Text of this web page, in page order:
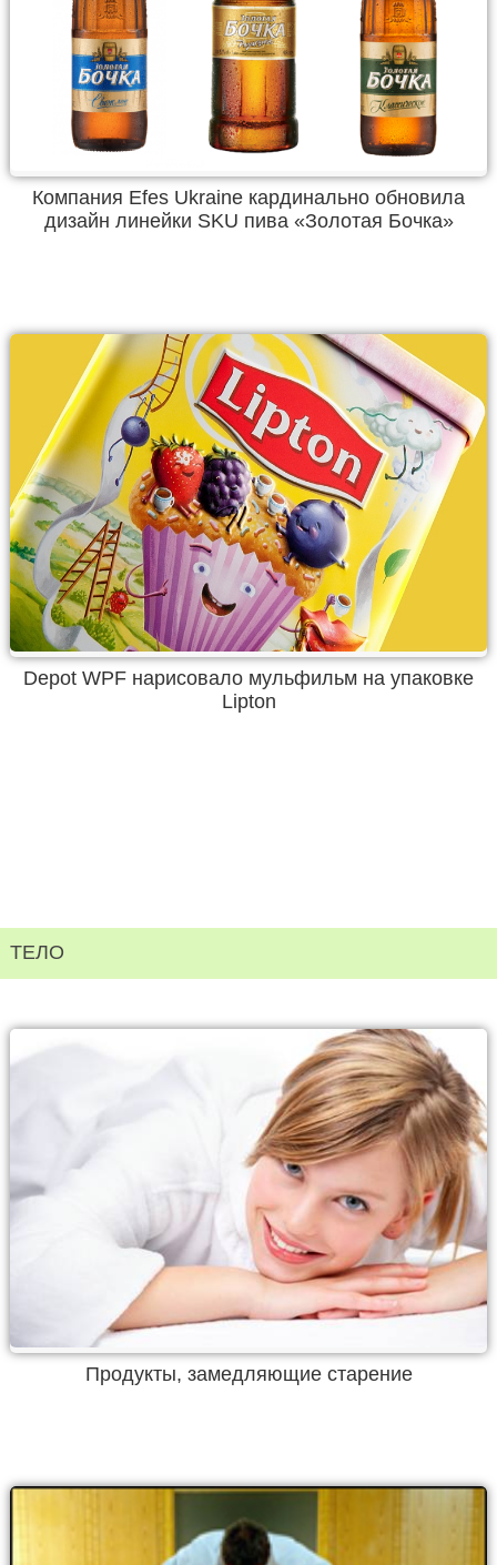
Компания Efes Ukraine кардинально обновила
дизайн линейки SKU пива «Золотая Бочка»
Depot WPF нарисовало мульфильм на упаковке
Lipton
ТЕЛО
Продукты, замедляющие старение